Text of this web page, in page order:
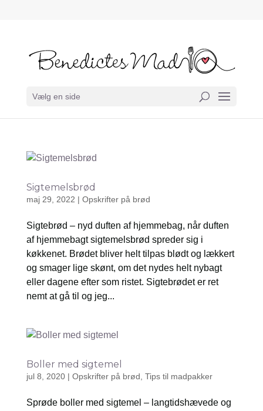
Vælg en side
Sigtemelsbrød
maj 29, 2022 | Opskrifter på brød
Sigtebrød – nyd duften af hjemmebag, når duften
af hjemmebagt sigtemelsbrød spreder sig i
køkkenet. Brødet bliver helt tilpas blødt og lækkert
og smager lige skønt, om det nydes helt nybagt
eller dagene efter som ristet. Sigtebrødet er ret
nemt at gå til og jeg...
Boller med sigtemel
jul 8, 2020| Opskrifter på brød Tips til madpakker
Sprøde boller med sigtemel – langtidshævede og